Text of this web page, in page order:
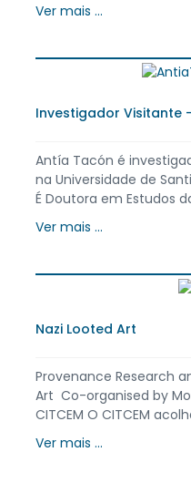
Ver mais ...
Investigador Visitante
Antía Tacón é
na Universidade de
É Doutora em Estudos
Ver mais ...
Nazi Looted Art
Provenance Research
Art Co-organised by
CITCEM O CITCEM
Ver mais ...